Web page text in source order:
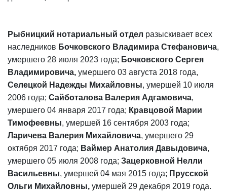
Рыбницкий нотариальный отдел разыскивает всех
наследников Бочковского Владимира Стефановича,
умершего 28 июля 2023 года; Бочковского Сергея
Владимировича, умершего 03 августа 2018 года,
Селецкой Надежды Михайловны, умершей 10 июля
2006 года; Сайботалова Валерия Адгамовича,
умершего 04 января 2017 года; Кравцовой Марии
Тимофеевны, умершей 16 сентября 2003 года;
Ларичева Валерия Михайловича, умершего 29
октября 2017 года; Ваймер Анатолия Давыдовича,
умершего 05 июля 2008 года; Зацерковной Нелли
Васильевны, умершей 04 мая 2015 года; Прусской
Ольги Михайловны, умершей 29 декабря 2019 года.